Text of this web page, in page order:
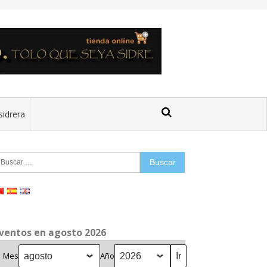
en agosto 2026
Mes Año